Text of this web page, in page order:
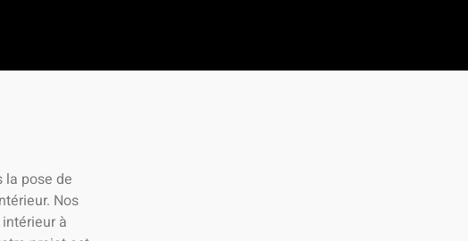
la pose de
Nos
à